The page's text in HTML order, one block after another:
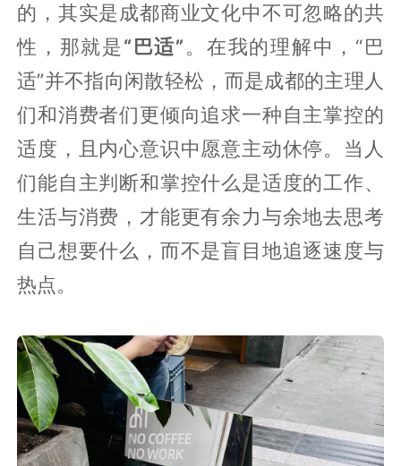
的，其实是成都商业文化中不可忽略的共
性，那就是“巴适”。在我的理解中，“巴
适”并不指向闲散轻松，而是成都的主理人
们和消费者们更倾向追求一种自主掌控的
适度，且内心意识中愿意主动休停。当人
们能自主判断和掌控什么是适度的工作、
生活与消费，才能更有余力与余地去思考
自己想要什么，而不是盲目地追逐速度与
热点。